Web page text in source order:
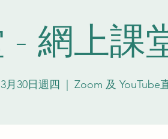
- 網上課
3月30日週四 Zoom 及 YouTube